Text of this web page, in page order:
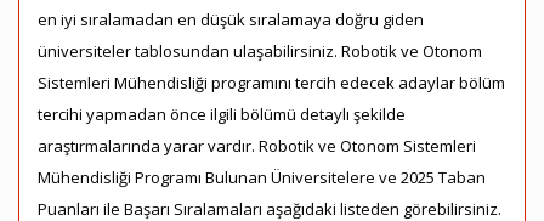
en iyi sıralamadan en düşük sıralamaya doğru giden
üniversiteler tablosundan ulaşabilirsiniz. Robotik ve Otonom
Sistemleri Mühendisliği programını tercih edecek adaylar bölüm
tercihi yapmadan önce ilgili bölümü detaylı şekilde
araştırmalarında yarar vardır. Robotik ve Otonom Sistemleri
Mühendisliği Programı Bulunan Üniversitelere ve 2025 Taban
Puanları ile Başarı Sıralamaları aşağıdaki listeden görebilirsiniz.